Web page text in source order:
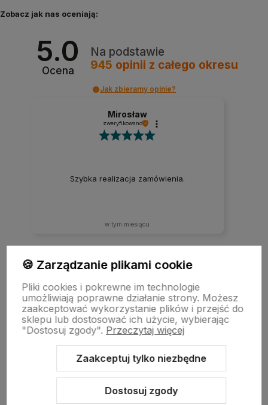
Zobacz jak nas oceniają:
5.0
Ocena
Na podstawie
945 opinii z całego okresu
Jak zbieramy opinie?
Mirosław
zweryfikowano
Szybka realizacja zamówienia.
w tym miesiącu
zebranych i zweryfikowanych przez
Sklep internetowy Shoper.pl Szablon Shoper Modern 3.0™
🍪 Zarządzanie plikami cookie
Pliki cookies i pokrewne im technologie
umożliwiają poprawne działanie strony. Możesz
zaakceptować wykorzystanie plików i przejść do
sklepu lub dostosować ich użycie, wybierając
"Dostosuj zgody". Przeczytaj więcej
Zaakceptuj tylko niezbędne
Dostosuj zgody